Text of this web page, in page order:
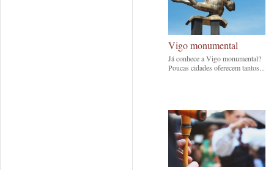
Vigo monumental
Já conhece a Vigo monumental?
Poucas cidades oferecem tantos...